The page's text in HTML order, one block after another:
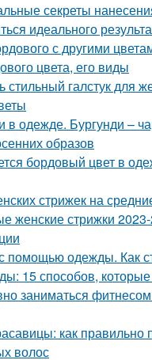
секреты
идеального
с другими
цвета, его виды
стильный галстук для
в одежде. Бургунди –
образов
бордовый цвет в
стрижек на
женские стрижки
помощью одежды. Как
15 способов,
заниматься
как правильно
волос